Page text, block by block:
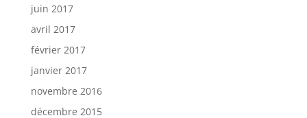
juin 2017
avril 2017
février 2017
janvier 2017
novembre 2016
décembre 2015